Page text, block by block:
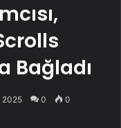
Bağladı
2025 0 0